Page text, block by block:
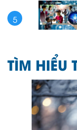
5
TÌM HIỂU